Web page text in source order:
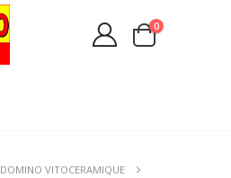
0
DOMINO VITOCERAMIQUE